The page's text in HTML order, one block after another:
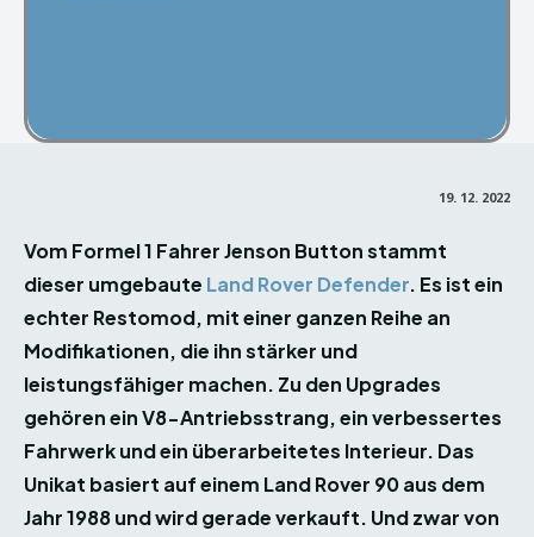
19. 12. 2022
Vom Formel 1 Fahrer Jenson Button stammt
dieser umgebaute Land Rover Defender. Es ist ein
echter Restomod, mit einer ganzen Reihe an
Modifikationen, die ihn stärker und
leistungsfähiger machen. Zu den Upgrades
gehören ein V8-Antriebsstrang, ein verbessertes
Fahrwerk und ein überarbeitetes Interieur. Das
Unikat basiert auf einem Land Rover 90 aus dem
Jahr 1988 und wird gerade verkauft. Und zwar von